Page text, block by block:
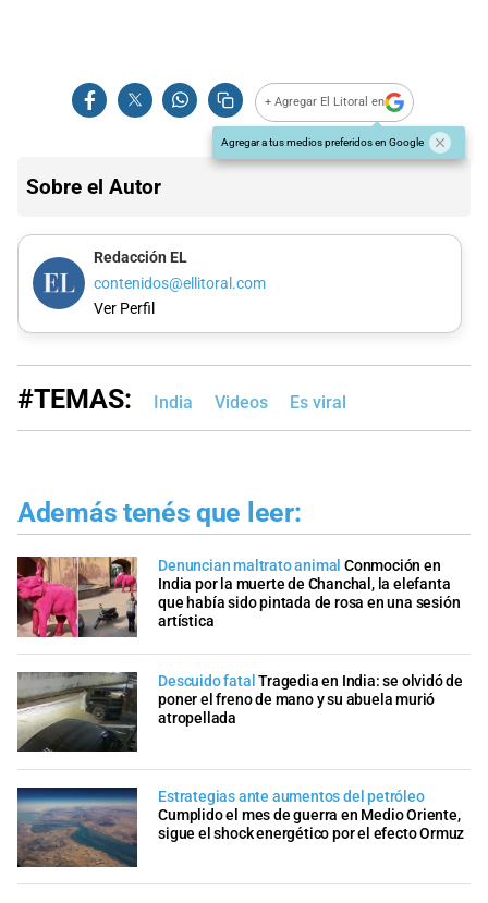
+ Agregar El Litoral en
Agregar a tus medios preferidos en Google
Sobre el Autor
Redacción EL
contenidos@ellitoral.com
Ver Perfil
#TEMAS: India Videos Es viral
Además tenés que leer:
Denuncian maltrato animal Conmoción en
India por la muerte de Chanchal, la elefanta
que había sido pintada de rosa en una sesión
artística
Descuido fatal Tragedia en India: se olvidó de
poner el freno de mano y su abuela murió
atropellada
Estrategias ante aumentos del petróleo
Cumplido el mes de guerra en Medio Oriente,
sigue el shock energético por el efecto Ormuz